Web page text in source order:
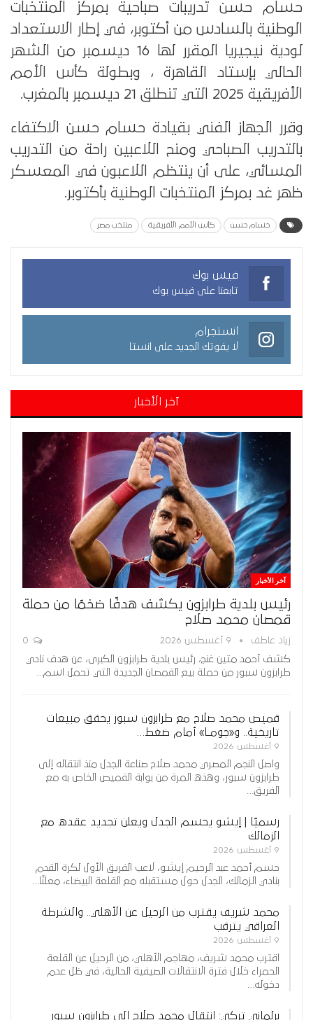
حسام حسن تدريبات صباحية بمركز المنتخبات
الوطنية بالسادس من أكتوبر، في إطار الاستعداد
لودية نيجيريا المقرر لها 16 ديسمبر من الشهر
الحالي بإستاد القاهرة ، وبطولة كأس الأمم
الأفريقية 2025 التي تنطلق 21 ديسمبر بالمغرب.
وقرر الجهاز الفني بقيادة حسام حسن الاكتفاء
بالتدريب الصباحي ومنح اللاعبين راحة من التدريب
المسائي، على أن ينتظم اللاعبون في المعسكر
ظهر غد بمركز المنتخبات الوطنية بأكتوبر.
حسام حسن كأس الأمم الأفريقية منتخب مصر
فيس بوك
تابعنا على فيس بوك
انستجرام
لا يفوتك الجديد على انستا
آخر الأخبار
آخر الأخبار
رئيس بلدية طرابزون يكشف هدفًا ضخمًا من حملة
قمصان محمد صلاح
زياد عاطف 9 أغسطس 2026
كشف أحمد متين غنج، رئيس بلدية طرابزون الكبرى، عن هدف نادي
طرابزون سبور من حملة بيع القمصان الجديدة التي تحمل اسم…
قميص محمد صلاح مع طرابزون سبور يحقق مبيعات
تاريخية.. و«جومـا» أمام ضغط…
9 أغسطس 2026
واصل النجم المصري محمد صلاح صناعة الجدل منذ انتقاله إلى
طرابزون سبور، وهذه المرة من بوابة القميص الخاص به مع
الفريق…
رسميًا | إيشو يحسم الجدل ويعلن تجديد عقده مع
الزمالك
9 أغسطس 2026
حسم أحمد عبد الرحيم إيشو، لاعب الفريق الأول لكرة القدم
بنادي الزمالك، الجدل حول مستقبله مع القلعة البيضاء، معلنًا…
محمد شريف يقترب من الرحيل عن الأهلي.. والشرطة
العراقي يترقب
9 أغسطس 2026
اقترب محمد شريف، مهاجم الأهلي، من الرحيل عن القلعة
الحمراء خلال فترة الانتقالات الصيفية الحالية، في ظل عدم
دخوله…
برلماني تركي: انتقال محمد صلاح إلى طرابزون سبور